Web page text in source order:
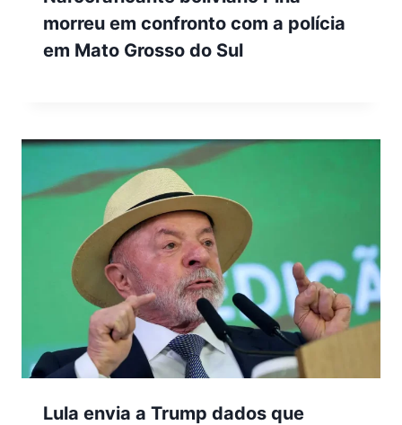
morreu em confronto com a polícia
em Mato Grosso do Sul
Lula envia a Trump dados que